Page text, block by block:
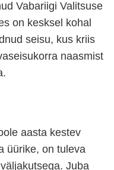
Vabariigi Valitsuse
on kesksel kohal
seisu, kus kriis
naasmist
aasta kestev
üürike, on tuleva
Juba